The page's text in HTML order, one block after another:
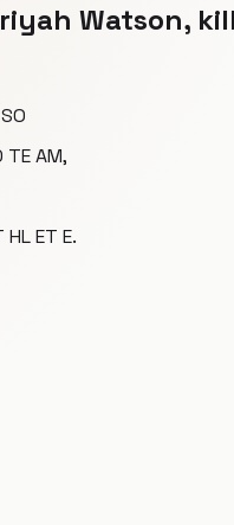
Watson,
TE AM,
HL ET E.